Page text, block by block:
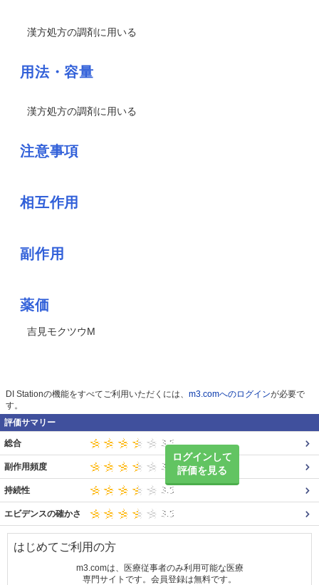
漢方処方の調剤に用いる
用法・容量
漢方処方の調剤に用いる
注意事項
相互作用
副作用
薬価
吉見モクツウM
DI Stationの機能をすべてご利用いただくには、 m3.comへのログインが必要で
す。
評価サマリー
ログインして
評価を見る
総合
副作用頻度
持続性
エビデンスの確かさ
はじめてご利用の方
m3.comは、医療従事者のみ利用可能な医療
専門サイトです。会員登録は無料です。